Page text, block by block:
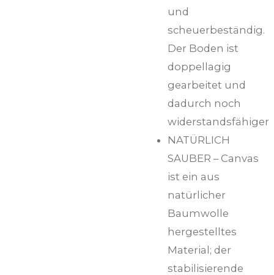
und
scheuerbeständig.
Der Boden ist
doppellagig
gearbeitet und
dadurch noch
widerstandsfähiger
NATÜRLICH
SAUBER – Canvas
ist ein aus
natürlicher
Baumwolle
hergestelltes
Material; der
stabilisierende